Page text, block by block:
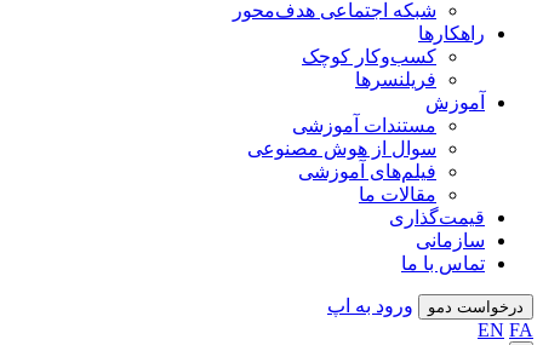
شبکه اجتماعی هدف‌محور
راهکارها
کسب‌وکار کوچک
فریلنسرها
آموزش
مستندات آموزشی
سوال از هوش مصنوعی
فیلم‌های آموزشی
مقالات ما
قیمت‌گذاری
سازمانی
تماس با ما
دمو
ورود به اپ
EN